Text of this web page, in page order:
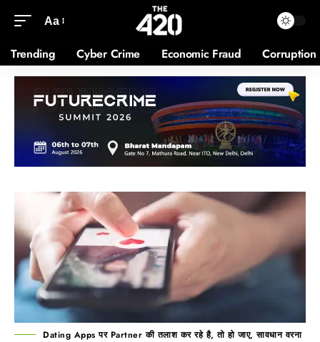
Aa
Trending Cyber Crime Economic Fraud Corruption
Dating Apps पर Partner की तलाश कर रहे है, तो हो जाए, सावधान वरना